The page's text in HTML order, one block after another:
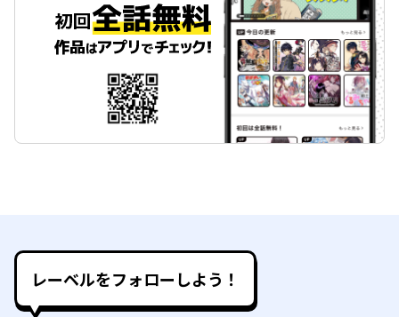
レーベルをフォローしよう！